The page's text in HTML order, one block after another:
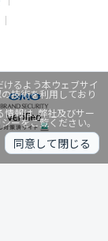
けるよう本ウェブサイ
の技術を利用しており
報は、弊社及びサー
ーをご覧ください。
同意して閉じる